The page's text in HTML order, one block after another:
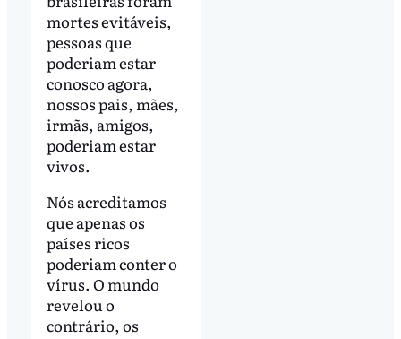
mortes evitáveis,
pessoas que
poderiam estar
conosco agora,
nossos pais, mães,
irmãs, amigos,
poderiam estar
vivos.
Nós acreditamos
que apenas os
países ricos
poderiam conter o
vírus. O mundo
revelou o
contrário, os